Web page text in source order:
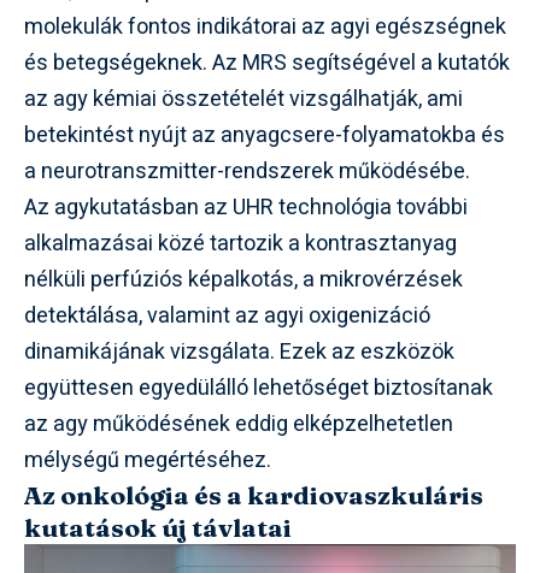
molekulák fontos indikátorai az agyi egészségnek
és betegségeknek. Az MRS segítségével a kutatók
az agy kémiai összetételét vizsgálhatják, ami
betekintést nyújt az anyagcsere-folyamatokba és
a neurotranszmitter-rendszerek működésébe.
Az agykutatásban az UHR technológia további
alkalmazásai közé tartozik a kontrasztanyag
nélküli perfúziós képalkotás, a mikrovérzések
detektálása, valamint az agyi oxigenizáció
dinamikájának vizsgálata. Ezek az eszközök
együttesen egyedülálló lehetőséget biztosítanak
az agy működésének eddig elképzelhetetlen
mélységű megértéséhez.
Az onkológia és a kardiovaszkuláris
kutatások új távlatai